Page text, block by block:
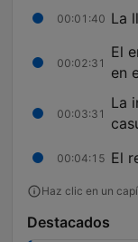
00:01:40 La
00:02:31
El
en
00:03:31
La
00:04:15 El
Haz clic en un
Destacados